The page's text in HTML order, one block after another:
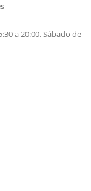
a 20:00. Sábado de